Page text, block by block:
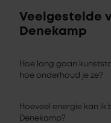
Veelgestelde
Denekamp
Hoe lang gaan
hoe onderhoud je ze?
Hoeveel energie kan ik
Denekamp?